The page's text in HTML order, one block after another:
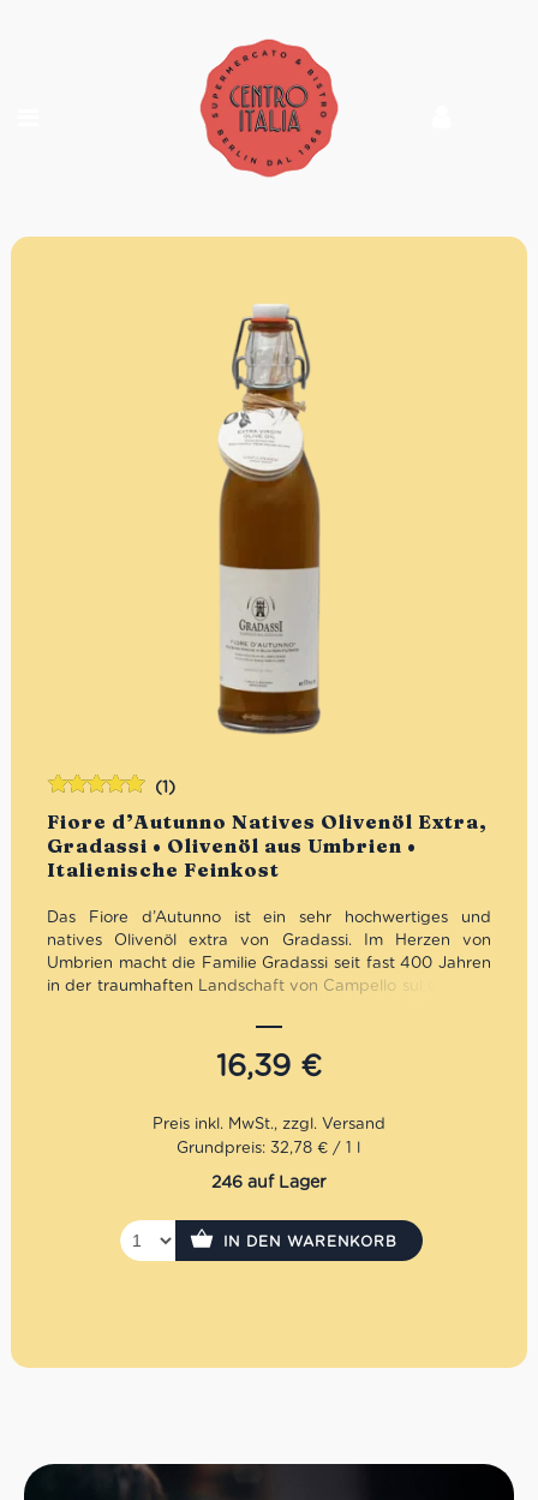
Fiore d’Autunno Natives Olivenöl Extra,
Gradassi • Olivenöl aus Umbrien •
Italienische Feinkost
(1)
Das Fiore d’Autunno ist ein sehr hochwertiges und
natives Olivenöl extra von Gradassi. Im Herzen von
Umbrien macht die Familie Gradassi seit fast 400 Jahren
in der traumhaften Landschaft von Campello sul Clitunno
und steht für den frischen und kräuterigen
Charakter. Das Olivenöl wird aus den Sorten Moraiolo,
Frantoio und Leccino im unreifen Zustand extrahiert.
Polyphenole, die ein Olivenöl erst richtig hochwertig
Mengenrabatt: erhalte beim Kauf von 3 nativen
16,39 €
Bewertet
mit5.00 von
5
Grundpreis: 32,78 € / 1 l
246 auf Lager
IN DEN WARENKORB